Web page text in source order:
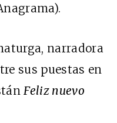
narradora
sus puestas en
Feliz nuevo